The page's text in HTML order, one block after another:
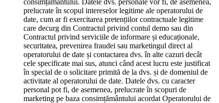
consimțământului. Datele dvs. personale vor fi, de asemenea,
prelucrate în scopul intereselor legitime ale operatorului de
date, cum ar fi exercitarea pretențiilor contractuale legitime
care decurg din Contractul privind contul demo sau din
Contractul privind serviciile de informare și educaționale,
securitatea, prevenirea fraudei sau marketingul direct al
operatorului de date și contactarea dvs. în alte cazuri decât
cele specificate mai sus, atunci când acest lucru este justificat
în special de o solicitare primită de la dvs. și de domeniul de
activitate al operatorului de date. Datele dvs. cu caracter
personal pot fi, de asemenea, prelucrate în scopuri de
marketing pe baza consimțământului acordat Operatorului de